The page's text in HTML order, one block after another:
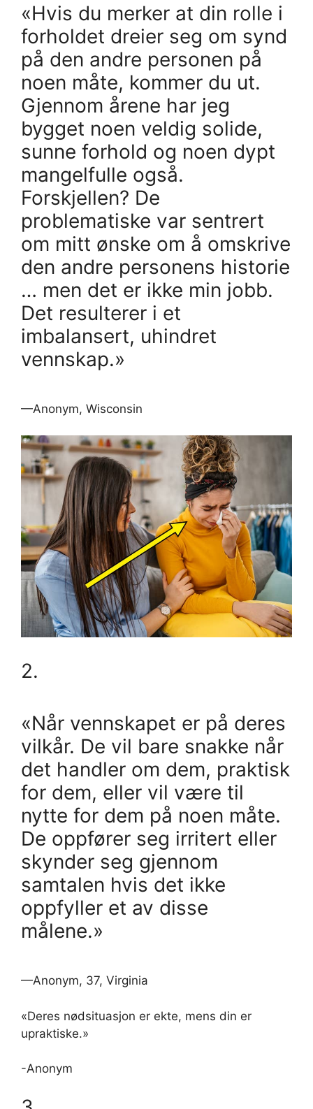
«Hvis du merker at din rolle i
forholdet dreier seg om synd
på den andre personen på
noen måte, kommer du ut.
Gjennom årene har jeg
bygget noen veldig solide,
sunne forhold og noen dypt
mangelfulle også.
Forskjellen? De
problematiske var sentrert
om mitt ønske om å omskrive
den andre personens historie
… men det er ikke min jobb.
Det resulterer i et
imbalansert, uhindret
vennskap.»
—Anonym, Wisconsin
2.
«Når vennskapet er på deres
vilkår. De vil bare snakke når
det handler om dem, praktisk
for dem, eller vil være til
nytte for dem på noen måte.
De oppfører seg irritert eller
skynder seg gjennom
samtalen hvis det ikke
oppfyller et av disse
målene.»
—Anonym, 37, Virginia
«Deres nødsituasjon er ekte, mens din er
upraktiske.»
-Anonym